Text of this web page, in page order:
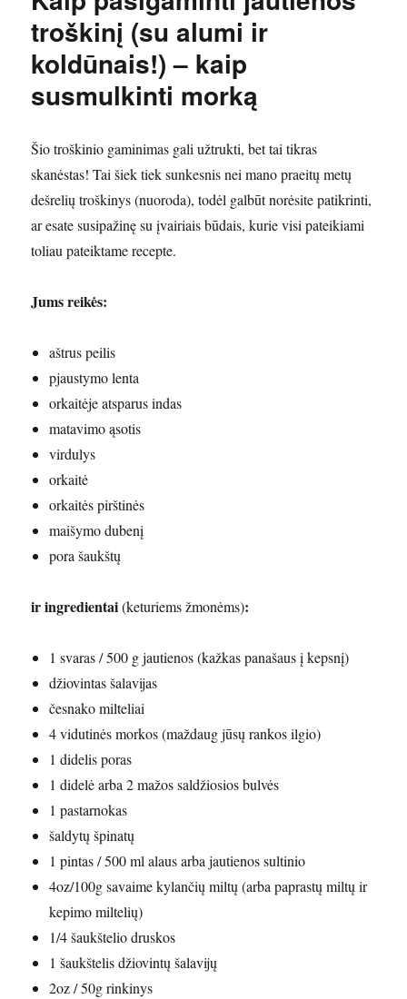
troškinį (su alumi ir
koldūnais!) – kaip
susmulkinti morką
Šio troškinio gaminimas gali užtrukti, bet tai tikras
skanėstas! Tai šiek tiek sunkesnis nei mano praeitų metų
dešrelių troškinys (nuoroda), todėl galbūt norėsite patikrinti,
ar esate susipažinę su įvairiais būdais, kurie visi pateikiami
toliau pateiktame recepte.
Jums reikės:
aštrus peilis
pjaustymo lenta
orkaitėje atsparus indas
matavimo ąsotis
virdulys
orkaitė
orkaitės pirštinės
maišymo dubenį
pora šaukštų
ir ingredientai(keturiems žmonėms):
1 svaras / 500 g jautienos (kažkas panašaus į kepsnį)
džiovintas šalavijas
česnako milteliai
4 vidutinės morkos (maždaug jūsų rankos ilgio)
1 didelis poras
1 didelė arba 2 mažos saldžiosios bulvės
1 pastarnokas
šaldytų špinatų
1 pintas / 500 ml alaus arba jautienos sultinio
4oz/100g savaime kylančių miltų (arba paprastų miltų ir
kepimo miltelių)
1/4 šaukštelio druskos
1 šaukštelis džiovintų šalavijų
2oz / 50g rinkinys